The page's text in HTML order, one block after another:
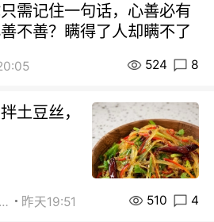
需记住一句话，心善必有
不善？瞒得了人却瞒不了
524 8
土豆丝，
不靠谱不要联系 昨天19:51 510 4